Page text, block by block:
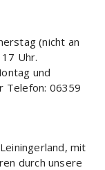
(nicht an
Uhr.
und
Telefon: 06359
mit
durch unsere